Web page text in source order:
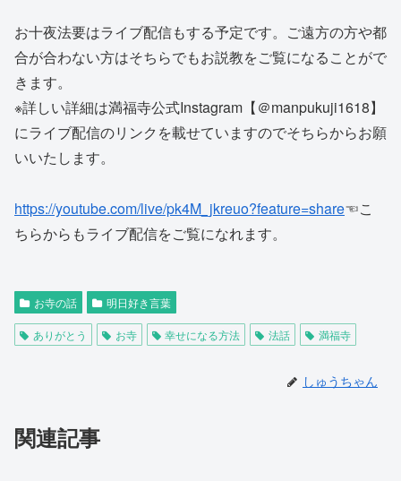
お十夜法要はライブ配信もする予定です。ご遠方の方や都
合が合わない方はそちらでもお説教をご覧になることがで
きます。
※詳しい詳細は満福寺公式Instagram【＠manpukuji1618】
にライブ配信のリンクを載せていますのでそちらからお願
いいたします。
https://youtube.com/live/pk4M_jkreuo?feature=share☜こ
ちらからもライブ配信をご覧になれます。
お寺の話 明日好き言葉
ありがとう お寺 幸せになる方法 法話 満福寺
しゅうちゃん
関連記事